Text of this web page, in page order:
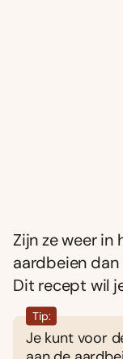
Zijn ze weer in
aardbeien dan
Dit recept wil
Tip:
Je kunt voor